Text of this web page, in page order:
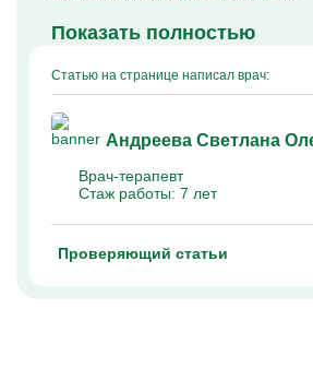
Показать полностью
Статью на странице написал врач:
Андреева Светлана
Врач-терапевт
Стаж работы: 7 лет
Проверяющий статьи